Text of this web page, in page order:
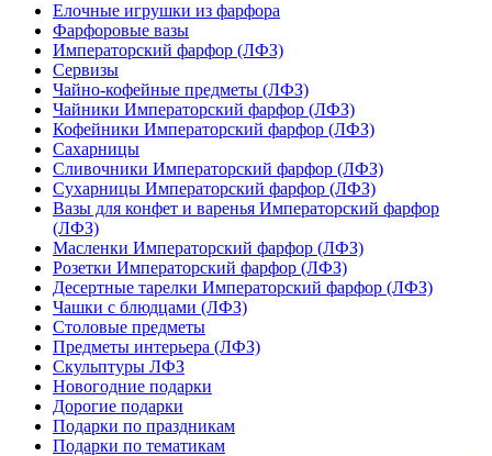
Елочные игрушки из фарфора
Фарфоровые вазы
Императорский фарфор (ЛФЗ)
Сервизы
Чайно-кофейные предметы (ЛФЗ)
Чайники Императорский фарфор (ЛФЗ)
Кофейники Императорский фарфор (ЛФЗ)
Сахарницы
Сливочники Императорский фарфор (ЛФЗ)
Сухарницы Императорский фарфор (ЛФЗ)
Вазы для конфет и варенья Императорский фарфор
(ЛФЗ)
Масленки Императорский фарфор (ЛФЗ)
Розетки Императорский фарфор (ЛФЗ)
Десертные тарелки Императорский фарфор (ЛФЗ)
Чашки с блюдцами (ЛФЗ)
Столовые предметы
Предметы интерьера (ЛФЗ)
Скульптуры ЛФЗ
Новогодние подарки
Дорогие подарки
Подарки по праздникам
Подарки по тематикам